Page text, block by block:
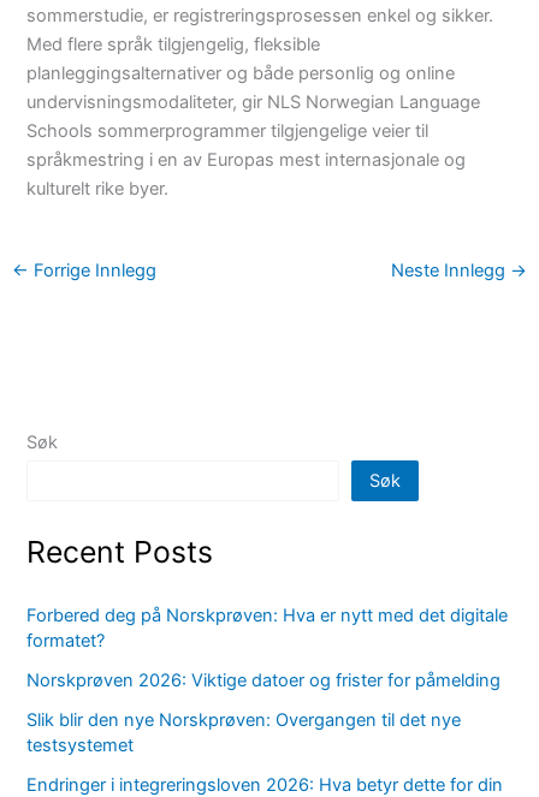
sommerstudie, er registreringsprosessen enkel og sikker.
Med flere språk tilgjengelig, fleksible
planleggingsalternativer og både personlig og online
undervisningsmodaliteter, gir NLS Norwegian Language
Schools sommerprogrammer tilgjengelige veier til
språkmestring i en av Europas mest internasjonale og
kulturelt rike byer.
← Forrige Innlegg Neste Innlegg →
Søk
Søk
Recent Posts
Forbered deg på Norskprøven: Hva er nytt med det digitale
formatet?
Norskprøven 2026: Viktige datoer og frister for påmelding
Slik blir den nye Norskprøven: Overgangen til det nye
testsystemet
Endringer i integreringsloven 2026: Hva betyr dette for din